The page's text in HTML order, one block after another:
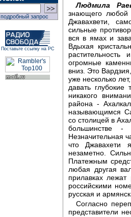
подробный запрос
Поставьте ссылку на РС
Людмила
знающего любой
Джавахвети,
сильные
вся в ямах и
Вдыхая
огромные
вниз. Это
уже несколько
давать
никакого
района -
называющимся
со столицей в
большинстве -
Незначительная
что Джавахети
незаметно.
Платежным
любая другая
прилавках
российскими
русская и
Согласно
представители